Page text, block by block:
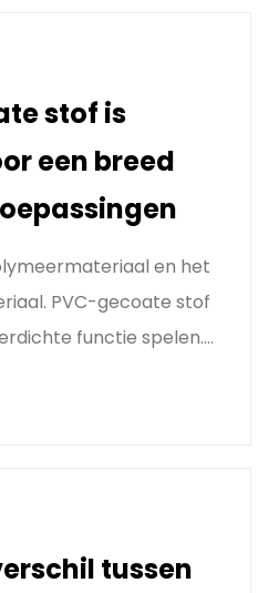
stof is
een breed
en het
stof
functie spelen.
tussen